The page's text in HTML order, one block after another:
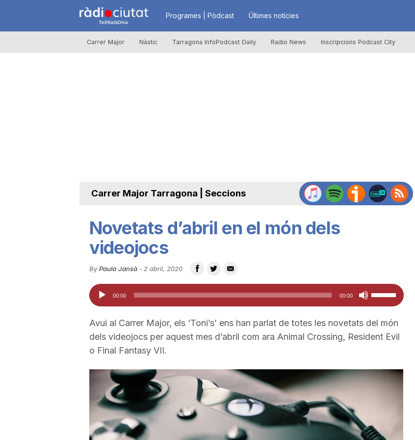
R
à
u
t
a
e
T
Programes | Pòdcast Últimes notícies
Carrer Major Nàstic Tarragona InfoPodcast Daily Radio News Inscripcions Podcast City
Carrer Major Tarragona | Seccions
Novetats d’abril en el món dels
videojocs
By Paula Jansà- 2 abril, 2020
Reproductor
d'àudio
00:00 00:00
Feu
servir
les
tecles
cap
amunt/cap
a
Avui al Carrer Major, els ‘Toni’s’ ens han parlat de totes les novetats del món
dels videojocs per aquest mes d’abril com ara Animal Crossing, Resident Evil
o Final Fantasy VII.